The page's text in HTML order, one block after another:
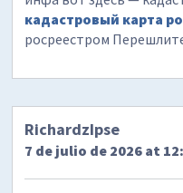
кадастровый карта
росреестром
RichardzIpse
7 de julio de 2026 at